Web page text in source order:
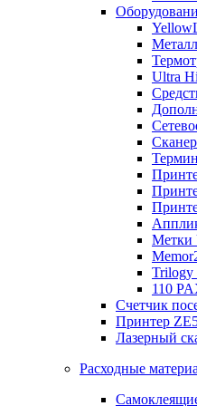
Ultra
Метки
Trilogy
110
Счетчик
Принтер
Лазерный
Расходные